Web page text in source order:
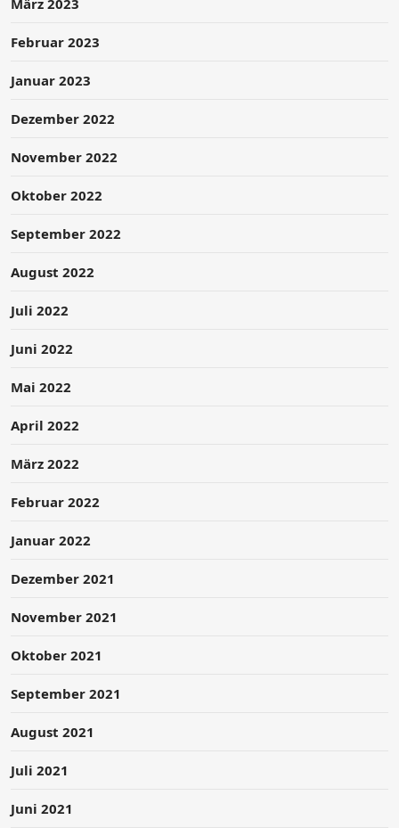
Februar 2023
Januar 2023
Dezember 2022
November 2022
Oktober 2022
September 2022
August 2022
Juli 2022
Juni 2022
Mai 2022
April 2022
März 2022
Februar 2022
Januar 2022
Dezember 2021
November 2021
Oktober 2021
September 2021
August 2021
Juli 2021
Juni 2021